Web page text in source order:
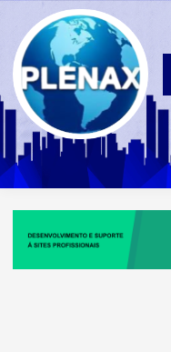
content